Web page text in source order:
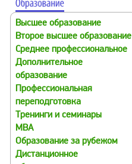
Высшее образование
Второе высшее образование
Среднее профессиональное
Дополнительное
образование
Профессиональная
переподготовка
Тренинги и семинары
MBA
Образование за рубежом
Дистанционное